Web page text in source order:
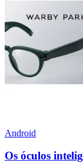
Android
Os óculos